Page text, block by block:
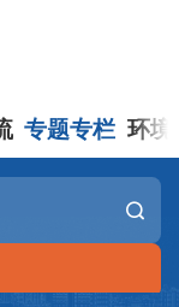
专题专栏 环境